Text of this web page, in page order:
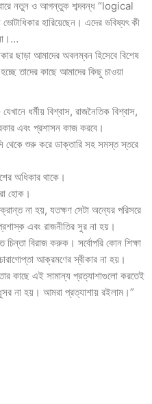
নতুন ও আগন্তুক শব্দবন্ধ “logical
হারিয়েছেন। এদের ভবিষ্যৎ কী
ছাড়া আমাদের অবলম্বন হিসেবে বিশেষ
তাদের কাছে আমাদের কিছু চাওয়া
ধর্মীয় বিশ্বাস, রাজনৈতিক বিশ্বাস,
এবং প্রশাসন কাজ করবে।
থেকে শুরু করে ডাক্তারি সহ সমস্ত স্তরে
অধিকার থাকে।
হোক।
না হয়, যতক্ষণ সেটা অন্যের পরিসরে
এবং রাজনীতির সুর না হয়।
বিরাজ করুক। সর্বোপরি কোন শিক্ষা
আক্রমণের স্বীকার না হয়।
কাছে এই সামান্য প্রত্যাশাগুলো করতেই
না হয়। আমরা প্রত্যাশায় রইলাম।”